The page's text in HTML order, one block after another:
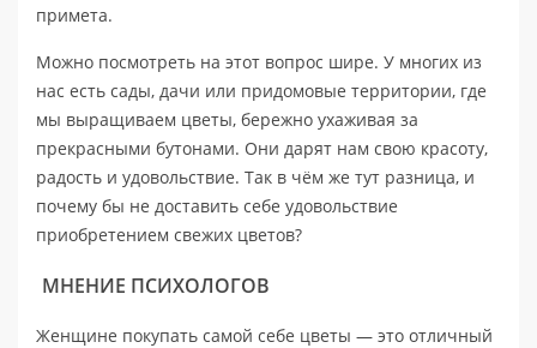
примета.
Можно посмотреть на этот вопрос шире. У многих из
нас есть сады, дачи или придомовые территории, где
мы выращиваем цветы, бережно ухаживая за
прекрасными бутонами. Они дарят нам свою красоту,
радость и удовольствие. Так в чём же тут разница, и
почему бы не доставить себе удовольствие
приобретением свежих цветов?
МНЕНИЕ ПСИХОЛОГОВ
Женщине покупать самой себе цветы — это отличный